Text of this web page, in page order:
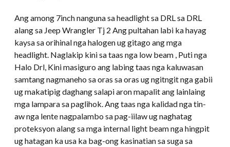
Ang among 7inch nanguna sa headlight sa DRL sa DRL
alang sa Jeep Wrangler Tj 2 Ang pultahan labi ka hayag
kaysa sa orihinal nga halogen ug gitago ang mga
headlight. Naglakip kini sa taas nga low beam , Puti nga
Halo Drl, Kini masiguro ang labing taas nga kaluwasan
samtang nagmaneho sa oras sa oras ug ngitngit nga gabii
ug makatipig daghang salapi aron mapalit ang lainlaing
mga lampara sa paglihok. Ang taas nga kalidad nga tin-
aw nga lente nagpalambo sa pag-iilaw ug naghatag
proteksyon alang sa mga internal light beam nga hingpit
ug hatagan ka usa ka bag-ong kasinatian sa suga sa